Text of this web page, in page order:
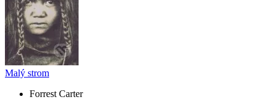
Malý strom
Forrest Carter